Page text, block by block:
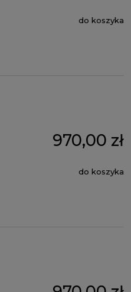
do koszyka
970,00 zł
do koszyka